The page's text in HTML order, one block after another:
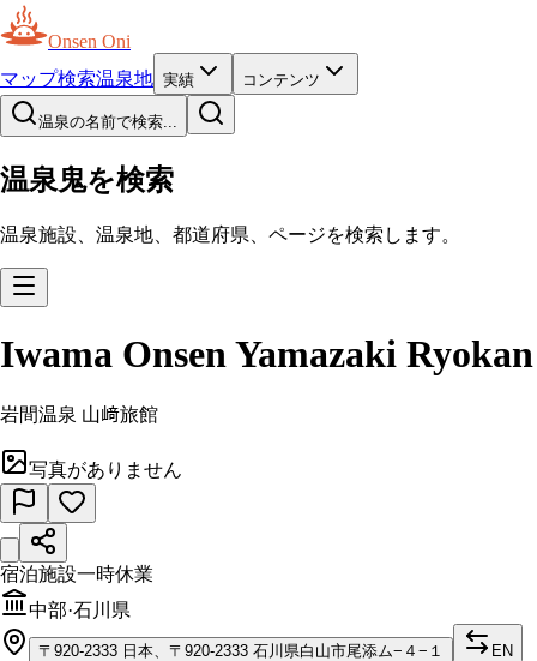
Onsen Oni
マップ検索温泉地 実績 コンテンツ
温泉の名前で検索...
温泉鬼を検索
温泉施設、温泉地、都道府県、ページを検索します。
Iwama Onsen Yamazaki Ryokan
岩間温泉 山﨑旅館
写真がありません
宿泊施設一時休業
中部·石川県
〒 920-2333 日本、〒920-2333 石川県白山市尾添ム−４−１ EN